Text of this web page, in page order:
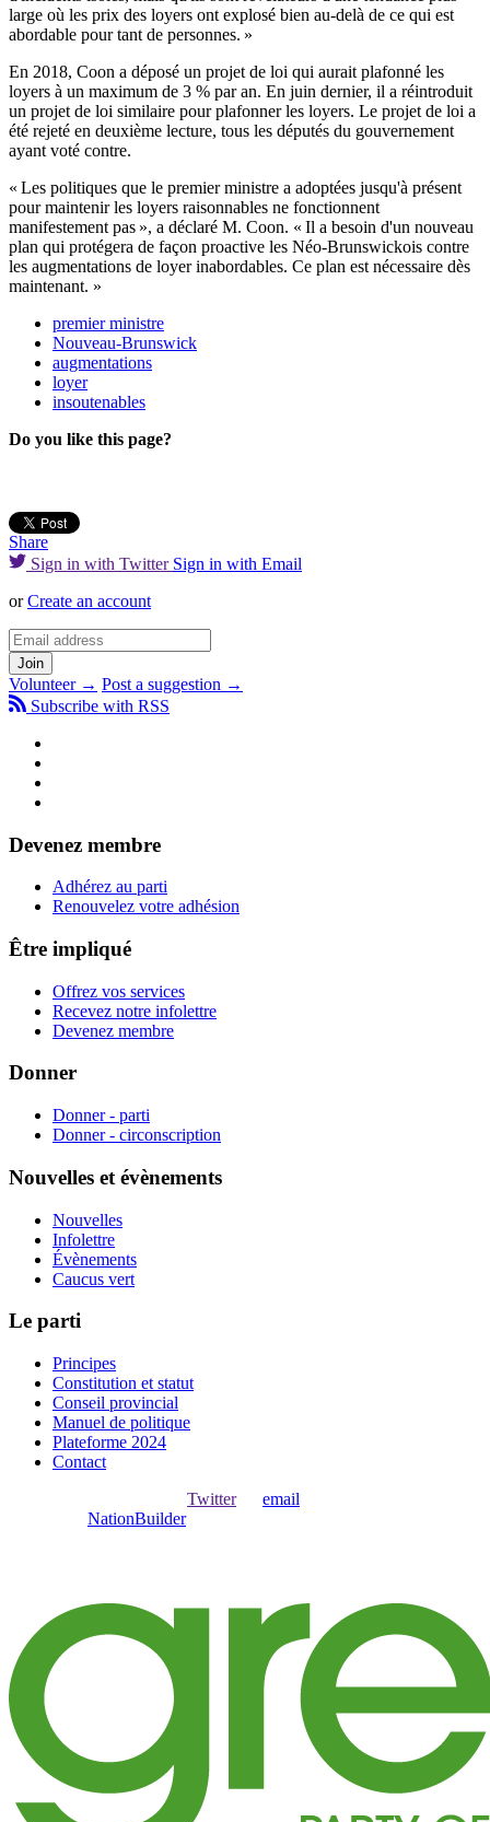
large où les prix des loyers ont explosé bien au-delà de ce qui est
abordable pour tant de personnes. »
En 2018, Coon a déposé un projet de loi qui aurait plafonné les
loyers à un maximum de 3 % par an. En juin dernier, il a réintroduit
un projet de loi similaire pour plafonner les loyers. Le projet de loi a
été rejeté en deuxième lecture, tous les députés du gouvernement
ayant voté contre.
« Les politiques que le premier ministre a adoptées jusqu'à présent
pour maintenir les loyers raisonnables ne fonctionnent
manifestement pas », a déclaré M. Coon. « Il a besoin d'un nouveau
plan qui protégera de façon proactive les Néo-Brunswickois contre
les augmentations de loyer inabordables. Ce plan est nécessaire dès
maintenant. »
premier ministre
Nouveau-Brunswick
augmentations
loyer
insoutenables
Do you like this page?
Share
Sign in with Twitter Sign in with Email
orCreate an account
Volunteer → Post a suggestion →
Subscribe with RSS
Devenez membre
Adhérez au parti
Renouvelez votre adhésion
Être impliqué
Offrez vos services
Recevez notre infolettre
Devenez membre
Donner
Donner - parti
Donner - circonscription
Nouvelles et évènements
Nouvelles
Infolettre
Évènements
Caucus vert
Le parti
Principes
Constitution et statut
Conseil provincial
Manuel de politique
Plateforme 2024
Contact
Twitterou email
NationBuilder